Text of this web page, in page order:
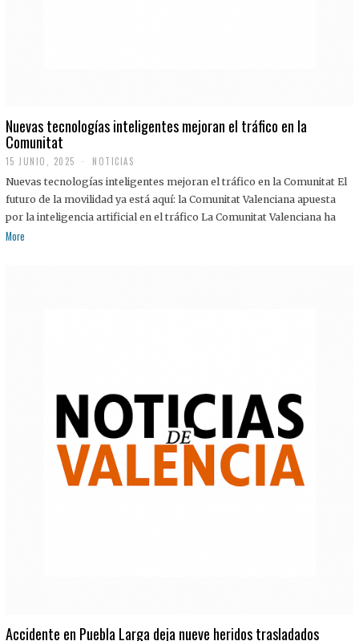
Nuevas tecnologías inteligentes mejoran el tráfico en la
Comunitat
15 JUNIO, 2025 NOTICIAS
Nuevas tecnologías inteligentes mejoran el tráfico en la Comunitat El
futuro de la movilidad ya está aquí: la Comunitat Valenciana apuesta
por la inteligencia artificial en el tráfico La Comunitat Valenciana ha
More
Accidente en Puebla Larga deja nueve heridos trasladados